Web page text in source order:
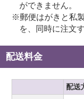
ができません。
※郵便はがきと私
を、同時に注文
配送料金
配送